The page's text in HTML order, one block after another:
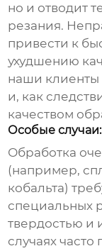
но и отводит
резания.
привести к
ухудшению
наши
и, как
качеством
Особые
Обработка
(например,
кобальта)
специальных
твердостью и
случаях